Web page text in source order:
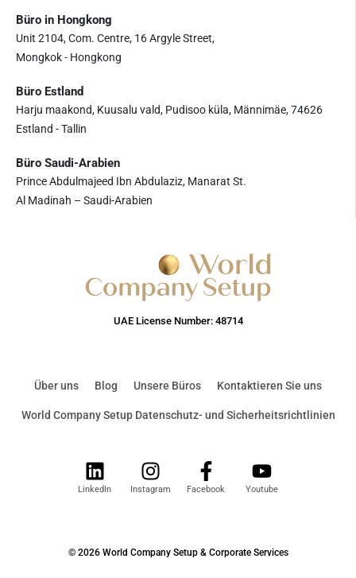
Büro in Hongkong
Unit 2104, Com. Centre, 16 Argyle Street,
Mongkok - Hongkong
Büro Estland
Harju maakond, Kuusalu vald, Pudisoo küla, Männimäe, 74626
Estland - Tallin
Büro Saudi-Arabien
Prince Abdulmajeed Ibn Abdulaziz, Manarat St.
Al Madinah – Saudi-Arabien
UAE License Number: 48714
Über uns Blog Unsere Büros Kontaktieren Sie uns
World Company Setup Datenschutz- und Sicherheitsrichtlinien
LinkedIn Instagram Facebook Youtube
© 2026 World Company Setup & Corporate Services